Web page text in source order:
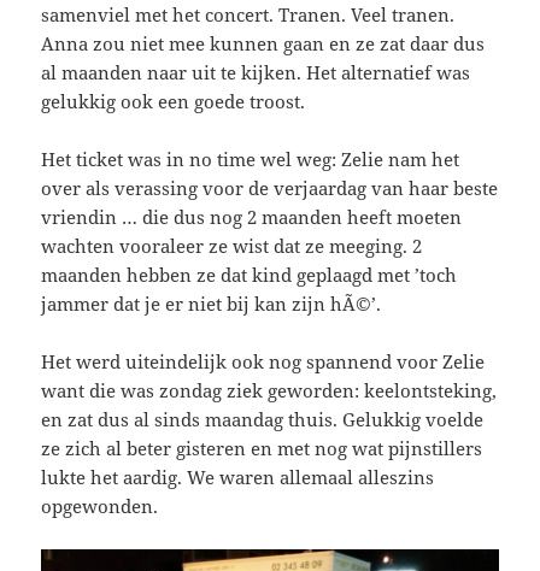
samenviel met het concert. Tranen. Veel tranen.
Anna zou niet mee kunnen gaan en ze zat daar dus
al maanden naar uit te kijken. Het alternatief was
gelukkig ook een goede troost.
Het ticket was in no time wel weg: Zelie nam het
over als verassing voor de verjaardag van haar beste
vriendin … die dus nog 2 maanden heeft moeten
wachten vooraleer ze wist dat ze meeging. 2
maanden hebben ze dat kind geplaagd met ’toch
jammer dat je er niet bij kan zijn hÃ©’.
Het werd uiteindelijk ook nog spannend voor Zelie
want die was zondag ziek geworden: keelontsteking,
en zat dus al sinds maandag thuis. Gelukkig voelde
ze zich al beter gisteren en met nog wat pijnstillers
lukte het aardig. We waren allemaal alleszins
opgewonden.